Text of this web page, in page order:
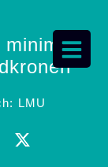
minimal
LMU